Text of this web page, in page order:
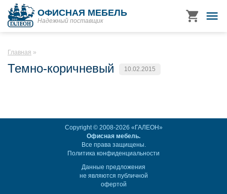
ОФИСНАЯ МЕБЕЛЬ
Надежный поставщик
Главная
Темно-коричневый 10.02.2015
Copyright © 2008-2026 «ГАЛЕОН»
Офисная мебель.
Все права защищены.
Политика конфиденциальности
Данные предложения
не являются публичной
офертой